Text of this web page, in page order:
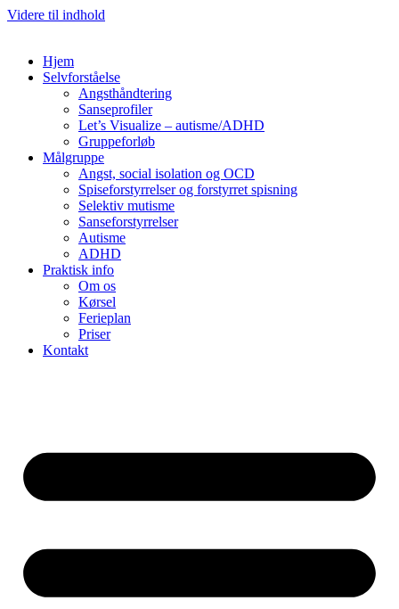
Videre til indhold
Hjem
Selvforståelse
Angsthåndtering
Sanseprofiler
Let’s Visualize – autisme/ADHD
Gruppeforløb
Målgruppe
Angst, social isolation og OCD
Spiseforstyrrelser og forstyrret spisning
Selektiv mutisme
Sanseforstyrrelser
Autisme
ADHD
Praktisk info
Om os
Kørsel
Ferieplan
Priser
Kontakt